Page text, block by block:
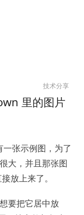
技术分享
里的图片
张示例图，为了
大，并且那张图
放上来了。
要把它居中放